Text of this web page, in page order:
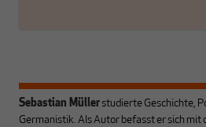
Sebastian Müller studierte Geschichte,
Germanistik. Als Autor befasst er sich mit